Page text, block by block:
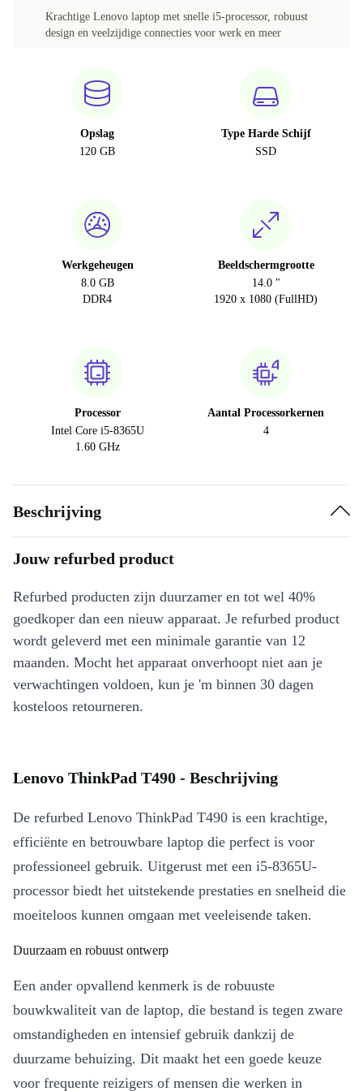
Krachtige Lenovo laptop met snelle i5-processor, robuust
design en veelzijdige connecties voor werk en meer
Opslag
120 GB
Type Harde Schijf
SSD
Werkgeheugen
8.0 GB
DDR4
Beeldschermgrootte
14.0 "
1920 x 1080 (FullHD)
Processor
Intel Core i5-8365U
1.60 GHz
Aantal Processorkernen
4
Beschrijving
Jouw refurbed product
Refurbed producten zijn duurzamer en tot wel 40%
goedkoper dan een nieuw apparaat. Je refurbed product
wordt geleverd met een minimale garantie van 12
maanden. Mocht het apparaat onverhoopt niet aan je
verwachtingen voldoen, kun je 'm binnen 30 dagen
kosteloos retourneren.
Lenovo ThinkPad T490 - Beschrijving
De refurbed Lenovo ThinkPad T490 is een krachtige,
efficiënte en betrouwbare laptop die perfect is voor
professioneel gebruik. Uitgerust met een i5-8365U-
processor biedt het uitstekende prestaties en snelheid die
moeiteloos kunnen omgaan met veeleisende taken.
Duurzaam en robuust ontwerp
Een ander opvallend kenmerk is de robuuste
bouwkwaliteit van de laptop, die bestand is tegen zware
omstandigheden en intensief gebruik dankzij de
duurzame behuizing. Dit maakt het een goede keuze
voor frequente reizigers of mensen die werken in